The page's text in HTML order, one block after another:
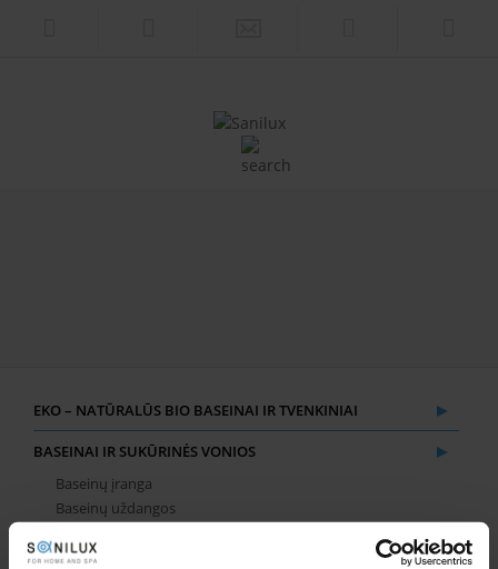
EKO – NATŪRALŪS BIO BASEINAI IR TVENKINIAI
BASEINAI IR SUKŪRINĖS VONIOS
Baseinų įranga
Baseinų uždangos
Floating SPA baseinai